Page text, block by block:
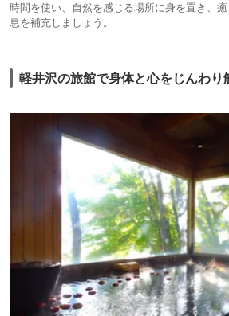
時間を使い、自然を感じる場所に身を置き、
息を補充しましょう。
軽井沢の旅館で身体と心をじんわ